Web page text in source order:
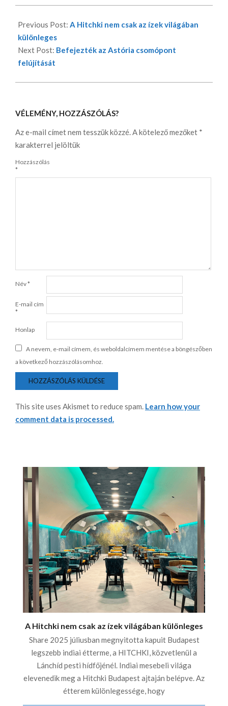
Previous Post: A Hitchki nem csak az ízek világában
különleges
Next Post: Befejezték az Astória csomópont
felújítását
VÉLEMÉNY, HOZZÁSZÓLÁS?
Az e-mail címet nem tesszük közzé.A kötelező mezőket *
karakterrel jelöltük
Hozzászólás
*
Név*
E-mail cím
*
Honlap
A nevem, e-mail címem, és weboldalcímem mentése a böngészőben
a következő hozzászólásomhoz.
This site uses Akismet to reduce spam. Learn how your
comment data is processed.
A Hitchki nem csak az ízek világában különleges
Share 2025 júliusban megnyitotta kapuit Budapest
legszebb indiai étterme, a HITCHKI, közvetlenül a
Lánchíd pesti hídfőjénél. Indiai mesebeli világa
elevenedik meg a Hitchki Budapest ajtaján belépve. Az
étterem különlegessége, hogy